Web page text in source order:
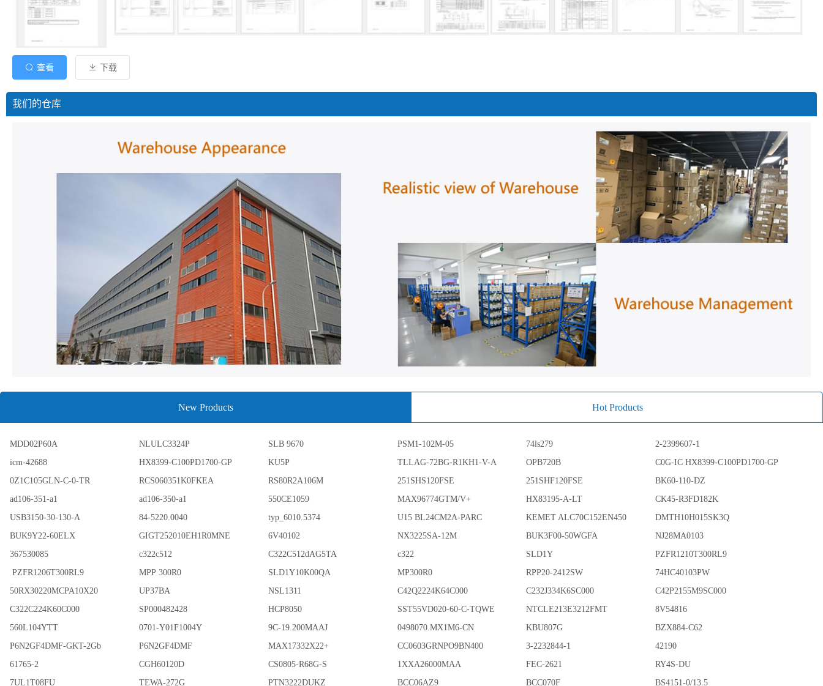
查看 下载
我们的仓库
New Products Hot Products
MDD02P60A NLULC3324P SLB 9670 PSM1-102M-05 74ls279
2-2399607-1
icm-42688
HX8399-C100PD1700-GP KU5P TLLAG-72BG-R1KH1-V-A OPB720B
C0G-IC HX8399-C100PD1700-GP
0Z1C105GLN-C-0-TR
RCS060351K0FKEA RS80R2A106M 251SHS120FSE 251SHF120FSE
BK60-110-DZ
ad106-351-a1
ad106-350-a1 550CE1059 MAX96774GTM/V+ HX83195-A-LT
CK45-R3FD182K
USB3150-30-130-A
84-5220.0040 typ_6010.5374 U15 BL24CM2A-PARC KEMET ALC70C152EN450
DMTH10H015SK3Q
BUK9Y22-60ELX
GIGT252010EH1R0MNE 6V40102 NX3225SA-12M BUK3F00-50WGFA
NJ28MA0103
367530085
c322c512 C322C512dAG5TA c322 SLD1Y
PZFR1210T300RL9
PZFR1206T300RL9
MPP 300R0 SLD1Y10K00QA MP300R0 RPP20-2412SW
74HC40103PW
50RX30220MCPA10X20
UP37BA NSL1311 C42Q2224K64C000 C232J334K6SC000
C42P2155M9SC000
C322C224K60C000
SP000482428 HCP8050 SST55VD020-60-C-TQWE NTCLE213E3212FMT
8V54816
560L104YTT
0701-Y01F1004Y 9C-19.200MAAJ 0498070.MX1M6-CN KBU807G
BZX884-C62
P6N2GF4DMF-GKT-2Gb
P6N2GF4DMF MAX17332X22+ CC0603GRNPO9BN400 3-2232844-1
42190
61765-2
CGH60120D CS0805-R68G-S 1XXA26000MAA FEC-2621
RY4S-DU
7UL1T08FU
TEWA-272G PTN3222DUKZ BCC06AZ9 BCC070F BS4151-0/13.5